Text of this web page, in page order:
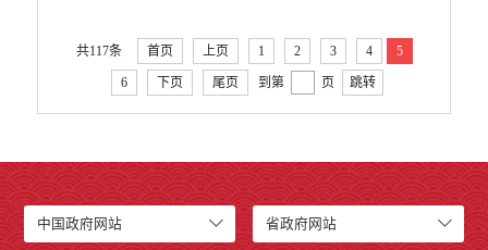
开远市红十字会
开远市乐白道街道办事处
开远市灵泉街道办事处
开远市中和营镇人民政府
开远市羊街乡人民政府
开远市大庄回族乡人民政府
共117条 首页 上页 1 2 3 4 5
6 下页 尾页 到第 页 跳转
中国政府网站 省政府网站